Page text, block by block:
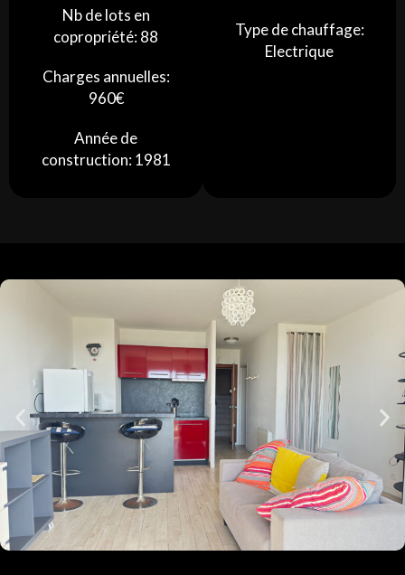
Nb de lots en
copropriété: 88
Charges annuelles:
960€
Année de
construction: 1981
Type de chauffage:
Electrique